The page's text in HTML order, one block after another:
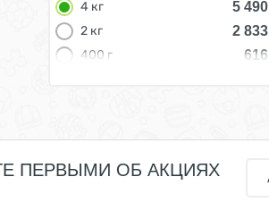
4 кг 5 490
2 кг
2 833
400 г
616
ПЕРВЫМИ ОБ АКЦИЯХ